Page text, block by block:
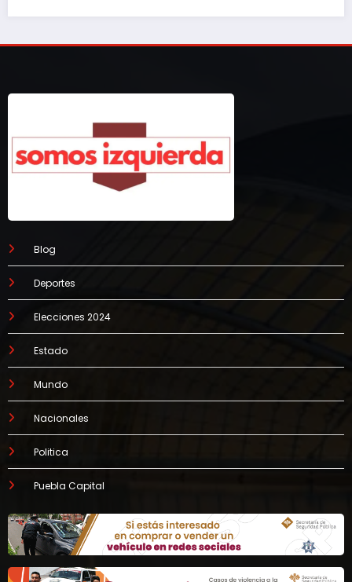
Blog
Deportes
Elecciones 2024
Estado
Mundo
Nacionales
Politica
Puebla Capital